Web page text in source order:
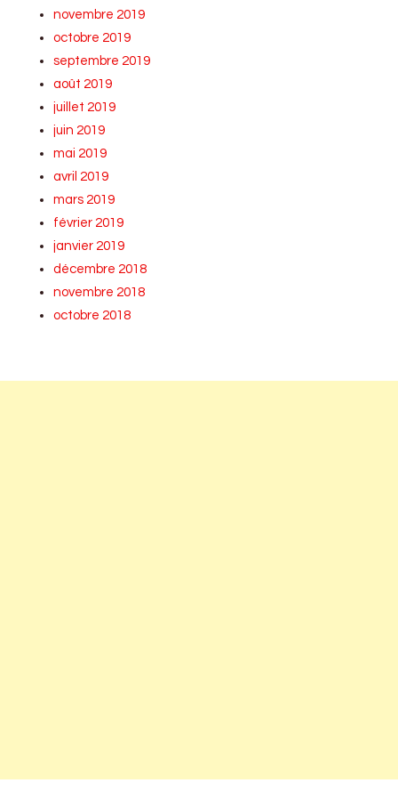
novembre 2019
octobre 2019
septembre 2019
août 2019
juillet 2019
juin 2019
mai 2019
avril 2019
mars 2019
février 2019
janvier 2019
décembre 2018
novembre 2018
octobre 2018